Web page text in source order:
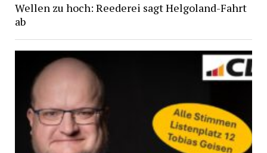
Wellen zu hoch: Reederei sagt Helgoland-Fahrt
ab